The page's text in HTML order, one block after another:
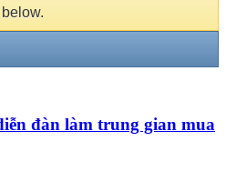
đàn làm trung gian mua